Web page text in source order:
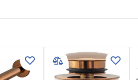
Απομίμηση πέτρας
310
Warranty_Terms_and_Conditions_
Basins_-_5.pdf